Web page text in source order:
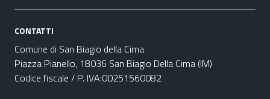
CONTATTI
Comune di San Biagio della Cima
Piazza Pianello, 18036 San Biagio Della Cima (IM)
Codice fiscale / P. IVA:00251560082